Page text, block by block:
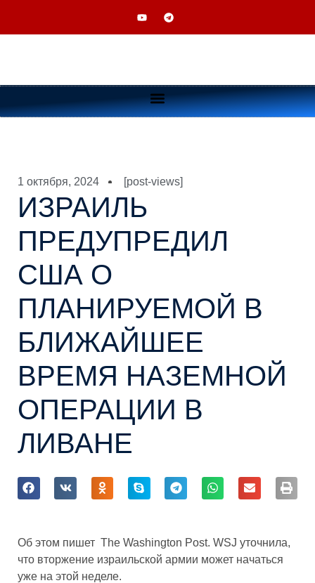
1 октября, 2024 [post-views]
ИЗРАИЛЬ
ПРЕДУПРЕДИЛ
США О
ПЛАНИРУЕМОЙ В
БЛИЖАЙШЕЕ
ВРЕМЯ НАЗЕМНОЙ
ОПЕРАЦИИ В
ЛИВАНЕ
Об этом пишет The Washington Post. WSJ уточнила,
что вторжение израильской армии может начаться
уже на этой неделе.